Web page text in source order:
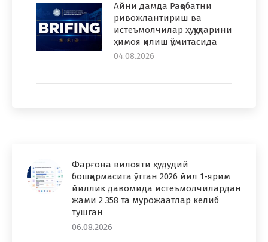
Айни дамда Рақобатни
ривожлантириш ва
истеъмолчилар ҳуқуқларини
ҳимоя қилиш қўмитасида
04.08.2026
Фарғона вилояти ҳудудий
бошқармасига ўтган 2026 йил 1-ярим
йиллик давомида истеъмолчилардан
жами 2 358 та мурожаатлар келиб
тушган
06.08.2026